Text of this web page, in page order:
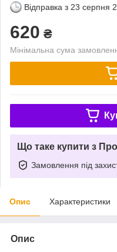
Відправка з 23 серпня
620 ₴
Мінімальна сума
Що таке купити з
Замовлення під
Опис Характеристики
Опис